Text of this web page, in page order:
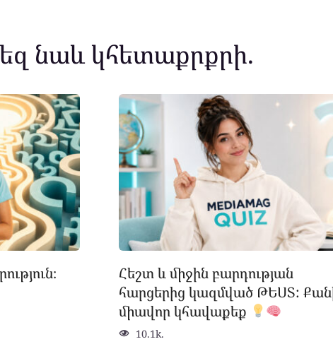
նաև կհետաքրքրի.
Հեշտ և միջին բարդության
հարցերից կազմված ԹԵՍՏ:
միավոր կհավաքեք
10.1k.